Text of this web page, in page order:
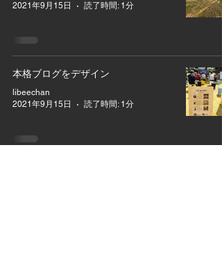
2021年9月15日
読了時間: 1分
本格ブログをデザイン
libeechan
2021年9月15日
読了時間: 1分